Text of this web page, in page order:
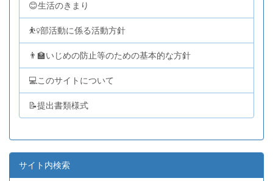
😊生活のきまり
⛹️‍♀️部活動に係る活動方針
👨‍🏫いじめの防止等のための基本的な方針
💻このサイトについて
📝提出書類様式
サイト内検索